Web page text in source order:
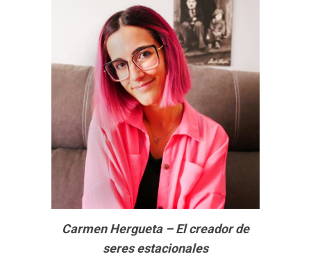
Carmen Hergueta – El creador de
seres estacionales